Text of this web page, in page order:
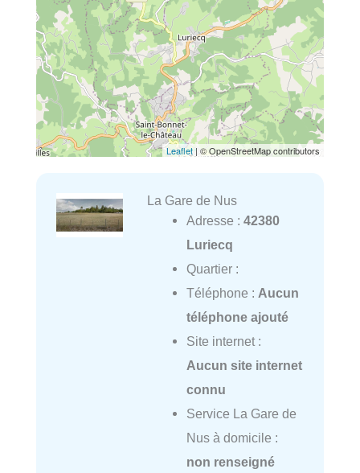
Leaflet| © OpenStreetMap contributors
La Gare de Nus
Adresse : 42380
Luriecq
Quartier :
Téléphone : Aucun
téléphone ajouté
Site internet :
Aucun site internet
connu
Service La Gare de
Nus à domicile :
non renseigné